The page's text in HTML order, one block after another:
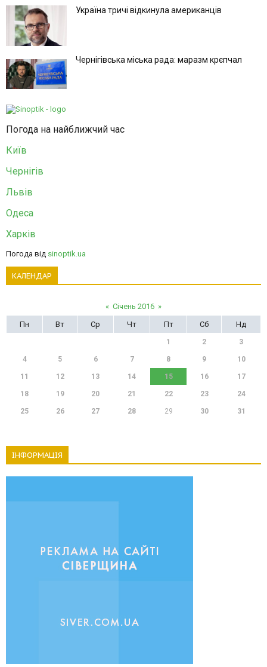
Україна тричі відкинула американців
Чернігівська міська рада: маразм крєпчал
Погода на найближчий час
Київ
Чернігів
Львів
Одеса
Харків
Погода від sinoptik.ua
КАЛЕНДАР
« Січень 2016 »
Пн
Вт Ср Чт Пт Сб Нд
1 2 3
4 5 6 7 8 9 10
11 12 13 14 15 16 17
18 19 20 21 22 23 24
25 26 27 28 29 30 31
ІНФОРМАЦІЯ